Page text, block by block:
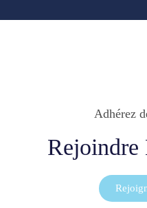
Adhérez
Rejoindre